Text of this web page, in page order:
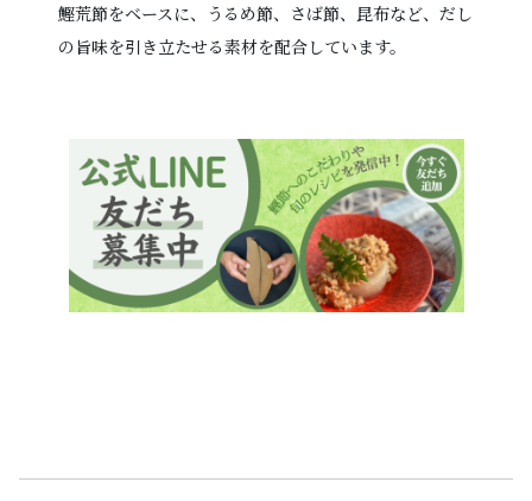
鰹荒節をベースに、うるめ節、さば節、昆布など、だし
の旨味を引き立たせる素材を配合しています。